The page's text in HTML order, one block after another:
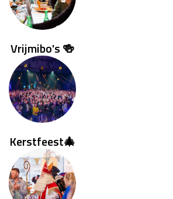
Vrijmibo's 🍻
Kerstfeest🎄